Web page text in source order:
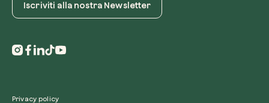
Iscriviti alla nostra Newsletter
Privacy policy